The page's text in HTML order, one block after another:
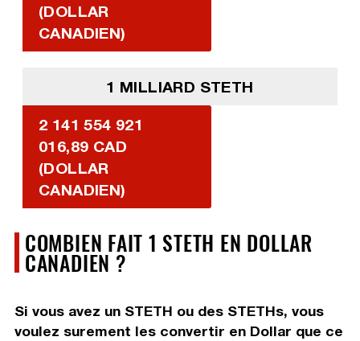
(DOLLAR
CANADIEN)
1 MILLIARD STETH
2 141 554 921
016,89 CAD
(DOLLAR
CANADIEN)
COMBIEN FAIT 1 STETH EN DOLLAR
CANADIEN ?
Si vous avez un STETH ou des STETHs, vous
voulez surement les convertir en Dollar que ce